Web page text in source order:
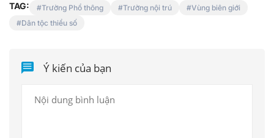
TAG: Trường Phổ thông Trường nội trú
Vùng biên giới
Dân tộc thiểu số
Ý kiến của bạn